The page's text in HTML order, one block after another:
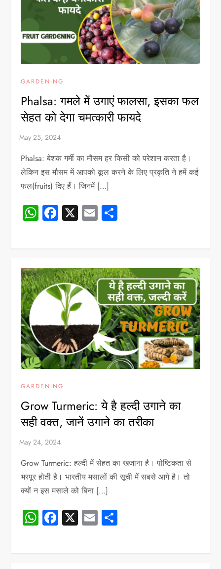
GARDENING
Phalsa: गमले में उगाएं फालसा, इसका फल
सेहत को देगा चमत्कारी फायदे
Phalsa: बेशक गर्मी का मौसम हर किसी को परेशान करता है।
लेकिन इस मौसम में आपको कूल करने के लिए प्रकृति ने हमें कई
फल(fruits) दिए हैं। जिनमें […]
WhatsApp
Facebook
X Email
GARDENING
Grow Turmeric: ये है हल्दी उगाने का
सही वक्त, जानें उगाने का तरीका
Grow Turmeric: हल्दी में सेहत का खजाना है। पोष्टिकता से
भरपूर होती है। भारतीय मसालों की सूची में सबसे आगे है। तो
क्यों न इस मसाले को बिना […]
WhatsApp
Facebook
X Email